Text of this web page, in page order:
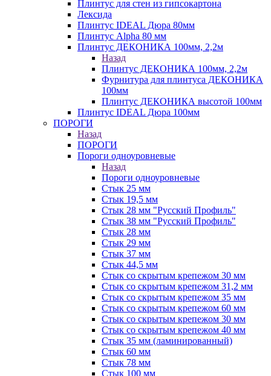
Плинтус для стен из гипсокартона
Лексида
Плинтус IDEAL Дюра 80мм
Плинтус Alpha 80 мм
Плинтус ДЕКОНИКА 100мм, 2,2м
Назад
Плинтус ДЕКОНИКА 100мм, 2,2м
Фурнитура для плинтуса ДЕКОНИКА
100мм
Плинтус ДЕКОНИКА высотой 100мм
Плинтус IDEAL Дюра 100мм
ПОРОГИ
Назад
ПОРОГИ
Пороги одноуровневые
Назад
Пороги одноуровневые
Стык 25 мм
Стык 19,5 мм
Стык 28 мм "Русский Профиль"
Стык 38 мм "Русский Профиль"
Стык 28 мм
Стык 29 мм
Стык 37 мм
Стык 44,5 мм
Стык со скрытым крепежом 30 мм
Стык со скрытым крепежом 31,2 мм
Стык со скрытым крепежом 35 мм
Стык со скрытым крепежом 60 мм
Стык со скрытым крепежом 30 мм
Стык со скрытым крепежом 40 мм
Стык 35 мм (ламинированный)
Стык 60 мм
Стык 78 мм
Стык 100 мм